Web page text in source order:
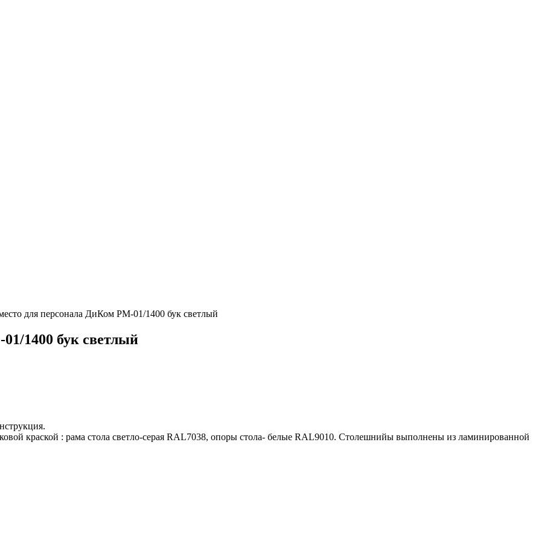
для персонала ДиКом РМ-01/1400 бук светлый
1400 бук светлый
краской : рама стола светло-серая RAL7038, опоры стола- белые RAL9010. Столешнийы выполнены из ламинированной